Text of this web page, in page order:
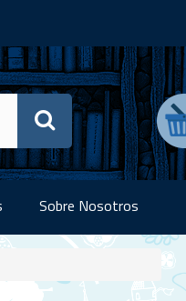
Sobre Nosotros